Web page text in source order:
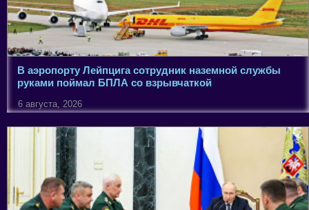
В аэропорту Лейпцига сотрудник наземной службы
руками поймал БПЛА со взрывчаткой
6 августа, 2026